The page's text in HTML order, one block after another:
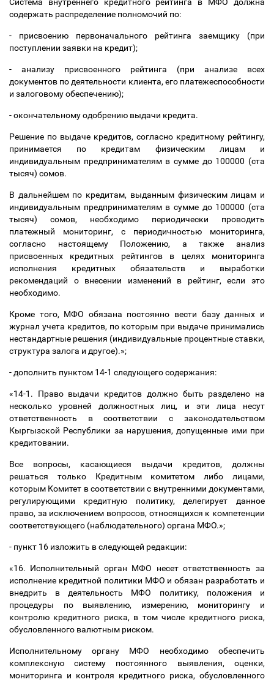
содержать распределение полномочий по:
- присвоению первоначального рейтинга заемщику (при
поступлении заявки на кредит);
- анализу присвоенного рейтинга (при анализе всех
документов по деятельности клиента, его платежеспособности
и залоговому обеспечению);
- окончательному одобрению выдачи кредита.
Решение по выдаче кредитов, согласно кредитному рейтингу,
принимается по кредитам физическим лицам и
индивидуальным предпринимателям в сумме до 100000 (ста
тысяч) сомов.
В дальнейшем по кредитам, выданным физическим лицам и
индивидуальным предпринимателям в сумме до 100000 (ста
тысяч) сомов, необходимо периодически проводить
платежный мониторинг, с периодичностью мониторинга,
согласно настоящему Положению, а также анализ
присвоенных кредитных рейтингов в целях мониторинга
исполнения кредитных обязательств и выработки
рекомендаций о внесении изменений в рейтинг, если это
необходимо.
Кроме того, МФО обязана постоянно вести базу данных и
журнал учета кредитов, по которым при выдаче принимались
нестандартные решения (индивидуальные процентные ставки,
структура залога и другое).»;
- дополнить пунктом 14-1 следующего содержания:
«14-1. Право выдачи кредитов должно быть разделено на
несколько уровней должностных лиц, и эти лица несут
ответственность в соответствии с законодательством
Кыргызской Республики за нарушения, допущенные ими при
кредитовании.
Все вопросы, касающиеся выдачи кредитов, должны
решаться только Кредитным комитетом либо лицами,
которым Комитет в соответствии с внутренними документами,
регулирующими кредитную политику, делегирует данное
право, за исключением вопросов, относящихся к компетенции
соответствующего (наблюдательного) органа МФО.»;
- пункт 16 изложить в следующей редакции:
«16. Исполнительный орган МФО несет ответственность за
исполнение кредитной политики МФО и обязан разработать и
внедрить в деятельность МФО политику, положения и
процедуры по выявлению, измерению, мониторингу и
контролю кредитного риска, в том числе кредитного риска,
обусловленного валютным риском.
Исполнительному органу МФО необходимо обеспечить
комплексную систему постоянного выявления, оценки,
мониторинга и контроля кредитного риска, обусловленного